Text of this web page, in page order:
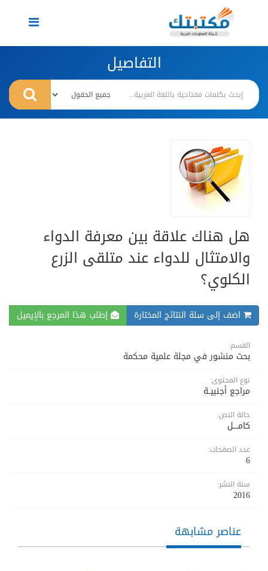
Toggle
navigation
التفاصيل
هل هناك علاقة بين معرفة الدواء
والامتثال للدواء عند متلقى الزرع
الكلوي؟
اضف إلى سلة النتائج المختارة إطلب هذا المرجع بالإيميل
القسم:
بحث منشور في مجلة علمية محكمة
نوع المحتوى:
مراجع أجنبيــة
حالة النص:
كامــــل
عدد الصفحات:
6
سنة النشر:
2016
عناصر مشابهة